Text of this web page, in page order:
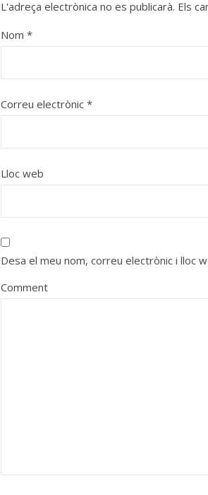
L'adreça electrònica no es publicarà. Els
Nom *
Correu electrònic *
Lloc web
Desa el meu nom, correu electrònic i lloc
Comment